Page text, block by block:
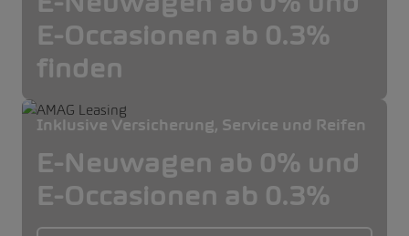
E-Occasionen ab 0.3%
finden
Inklusive Versicherung, Service und Reifen
E-Neuwagen ab 0% und
E-Occasionen ab 0.3%